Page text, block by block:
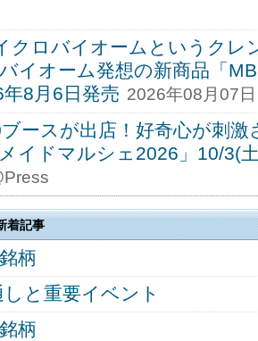
クロバイオームというクレ
イオーム発想の新商品「
8月6日発売 2026年08月07
ースが出店！好奇心が刺激
メイドマルシェ2026」10/3(
着記事
柄
と重要イベント
柄